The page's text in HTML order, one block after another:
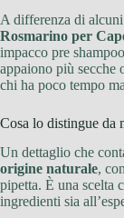
A differenza di
Rosmarino per
impacco pre
appaiono più secche
chi ha poco tempo
Cosa lo distingue da
Un dettaglio che
origine naturale,
pipetta. È una scelta
ingredienti sia